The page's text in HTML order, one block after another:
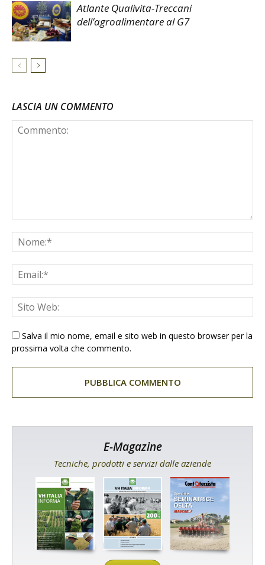
Atlante Qualivita-Treccani
dell’agroalimentare al G7
LASCIA UN COMMENTO
Salva il mio nome, email e sito web in questo browser per la
prossima volta che commento.
E-Magazine
Tecniche, prodotti e servizi dalle aziende